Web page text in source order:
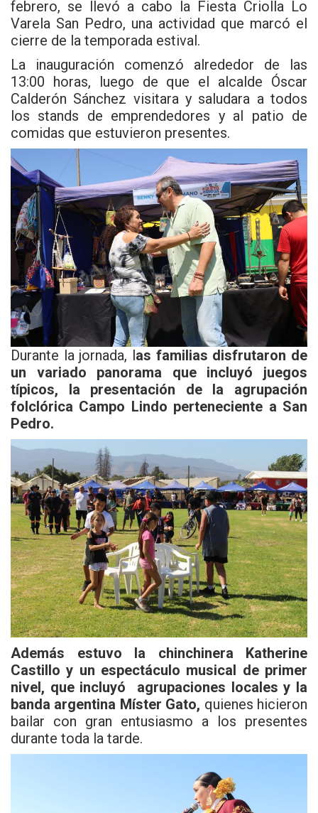
febrero, se llevó a cabo la Fiesta Criolla Lo
Varela San Pedro, una actividad que marcó el
cierre de la temporada estival.
La inauguración comenzó alrededor de las
13:00 horas, luego de que el alcalde Óscar
Calderón Sánchez visitara y saludara a todos
los stands de emprendedores y al patio de
comidas que estuvieron presentes.
Durante la jornada, las familias disfrutaron de
un variado panorama que incluyó juegos
típicos, la presentación de la agrupación
folclórica Campo Lindo perteneciente a San
Pedro.
Además estuvo la chinchinera Katherine
Castillo y un espectáculo musical de primer
nivel, que incluyó agrupaciones locales y la
banda argentina Míster Gato, quienes hicieron
bailar con gran entusiasmo a los presentes
durante toda la tarde.